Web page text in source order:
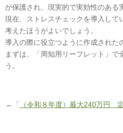
が保護され、現実的で実効性のあ
現在、ストレスチェックを導入して
考えたほうがよいでしょう。
導入の際に役立つように作成された
まずは、「周知用リーフレット」
う。
←「 （令和８年度）最大240万円